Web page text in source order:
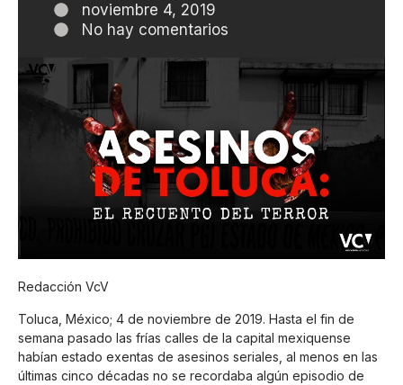
noviembre 4, 2019
No hay comentarios
Redacción VcV
Toluca, México; 4 de noviembre de 2019. Hasta el fin de
semana pasado las frías calles de la capital mexiquense
habían estado exentas de asesinos seriales, al menos en las
últimas cinco décadas no se recordaba algún episodio de